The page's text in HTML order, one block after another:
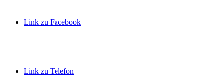
Link zu Facebook
Link zu Telefon